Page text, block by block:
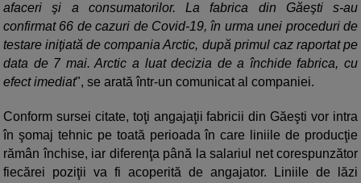
afaceri şi a consumatorilor. La fabrica din Găeşti s-au
confirmat 66 de cazuri de Covid-19, în urma unei proceduri de
testare iniţiată de compania Arctic, după primul caz raportat pe
data de 7 mai. Arctic a luat decizia de a închide fabrica, cu
efect imediat", se arată într-un comunicat al companiei.
Conform sursei citate, toţi angajaţii fabricii din Găeşti vor intra
în şomaj tehnic pe toată perioada în care liniile de producţie
rămân închise, iar diferenţa până la salariul net corespunzător
fiecărei poziţii va fi acoperită de angajator. Liniile de lăzi